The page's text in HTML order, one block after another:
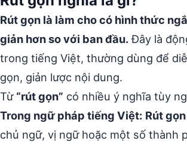
Rút gọn là làm cho có hình thức
giản hơn so với ban đầu.Đây là
trong tiếng Việt, thường dùng để
gọn, giản lược nội dung.
Từ “rút gọn” có nhiều ý nghĩa tùy
Trong ngữ pháp tiếng Việt: Rút
chủ ngữ, vị ngữ hoặc một số thành